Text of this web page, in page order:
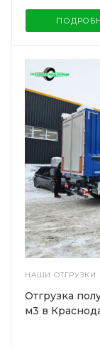
НАШИ ОТГРУЗКИ
Отгрузка
м3 в